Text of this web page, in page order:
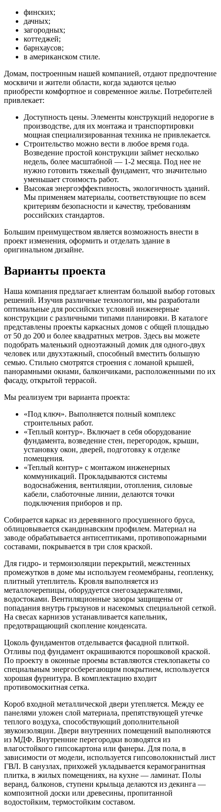
финских;
дачных;
загородных;
коттеджей;
барнхаусов;
в американском стиле.
Домам, построенным нашей компанией, отдают предпочтение
москвичи и жители области, когда задаются целью
приобрести комфортное и современное жилье. Потребителей
привлекает:
Доступность цены. Элементы конструкций недорогие в
производстве, для их монтажа и транспортировки
мощная специализированная техника не привлекается.
Строительство можно вести в любое время года.
Возведение простой конструкции займет несколько
недель, более масштабной — 1-2 месяца. Под нее не
нужно готовить тяжелый фундамент, что значительно
уменьшает стоимость работ.
Высокая энергоэффективность, экологичность зданий.
Мы применяем материалы, соответствующие по всем
критериям безопасности и качеству, требованиям
российских стандартов.
Большим преимуществом является возможность внести в
проект изменения, оформить и отделать здание в
оригинальном дизайне.
Варианты проекта
Наша компания предлагает клиентам большой выбор готовых
решений. Изучив различные технологии, мы разработали
оптимальные для российских условий инженерные
конструкции с различными типами планировки. В каталоге
представлены проекты каркасных домов с общей площадью
от 50 до 200 и более квадратных метров. Здесь вы можете
подобрать маленький одноэтажный домик для одного-двух
человек или двухэтажный, способный вместить большую
семью. Стильно смотрятся строения с ломаной крышей,
панорамными окнами, балкончиками, расположенными по их
фасаду, открытой террасой.
Мы реализуем три варианта проекта:
«Под ключ». Выполняется полный комплекс
строительных работ.
«Теплый контур». Включает в себя оборудование
фундамента, возведение стен, перегородок, крыши,
установку окон, дверей, подготовку к отделке
помещения.
«Теплый контур» с монтажом инженерных
коммуникаций. Прокладываются системы
водоснабжения, вентиляции, отопления, силовые
кабели, слаботочные линии, делаются точки
подключения приборов и пр.
Собирается каркас из деревянного просушенного бруса,
облицовывается скандинавским профилем. Материал на
заводе обрабатывается антисептиками, противопожарными
составами, покрывается в три слоя краской.
Для гидро- и термоизоляции перекрытий, межстенных
промежутков в доме мы используем геомембраны, геопленку,
плитный утеплитель. Кровля выполняется из
металлочерепицы, оборудуется снегозадержателями,
водостоками. Вентиляционные зазоры защищены от
попадания внутрь грызунов и насекомых специальной сеткой.
На свесах карнизов устанавливается капельник,
предотвращающий скопление конденсата.
Цоколь фундаментов отделывается фасадной плиткой.
Отливы под фундамент окрашиваются порошковой краской.
По проекту в оконные проемы вставляются стеклопакеты со
специальным энергосберегающим покрытием, используется
хорошая фурнитура. В комплектацию входит
противомоскитная сетка.
Короб входной металлической двери утепляется. Между ее
панелями уложен слой материала, препятствующей утечке
теплого воздуха, способствующий дополнительной
звукоизоляции. Двери внутренних помещений выполняются
из МДФ. Внутренние перегородки возводятся из
влагостойкого гипсокартона или фанеры. Для пола, в
зависимости от модели, используется гипсоволокнистый лист
ГВЛ. В санузлах, прихожей укладывается керамогранитная
плитка, в жилых помещениях, на кухне — ламинат. Полы
веранд, балконов, ступени крыльца делаются из декинга —
композитной доски или древесины, пропитанной
водостойким, термостойким составом.